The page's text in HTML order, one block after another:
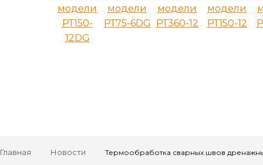
модели
РТ150-
12DG
модели
РТ75-6DG
модели
РТ360-12
модели
РТ150-12
Главная Новости Термообработка сварных швов